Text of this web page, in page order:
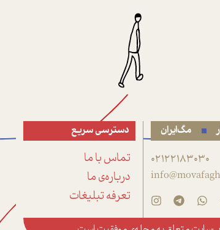
مگ‌ایران
02122183030
دسترسی سریع
تماس با ما
درباره‌ی ما
تعرفه تبلیغات